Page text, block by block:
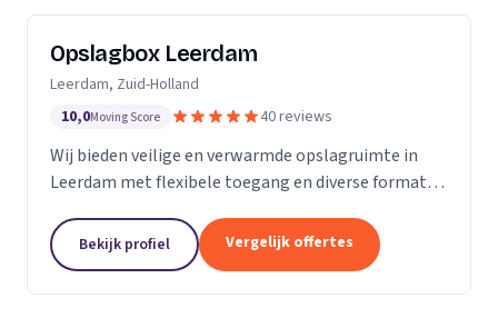
Opslagbox Leerdam
Leerdam, Zuid-Holland
10,0Moving Score 40 reviews
Wij bieden veilige en verwarmde opslagruimte in
Leerdam met flexibele toegang en diverse formaten
Bekijk profiel Vergelijk offertes